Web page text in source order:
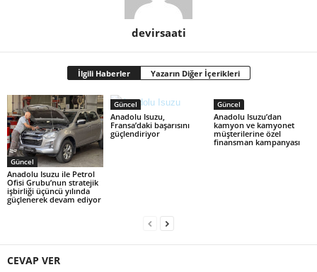
devirsaati
İlgili Haberler Yazarın Diğer İçerikleri
Güncel
Anadolu Isuzu ile Petrol
Ofisi Grubu’nun stratejik
işbirliği üçüncü yılında
güçlenerek devam ediyor
Güncel
Anadolu Isuzu,
Fransa’daki başarısını
güçlendiriyor
Güncel
Anadolu Isuzu’dan
kamyon ve kamyonet
müşterilerine özel
finansman kampanyası
CEVAP VER